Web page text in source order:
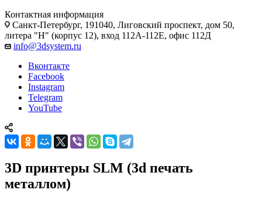
Контактная информация
Санкт-Петербург, 191040, Лиговский проспект, дом 50,
литера "Н" (корпус 12), вход 112А-112Е, офис 112Д
info@3dsystem.ru
Вконтакте
Facebook
Instagram
Telegram
YouTube
3D принтеры SLM (3d печать
металлом)